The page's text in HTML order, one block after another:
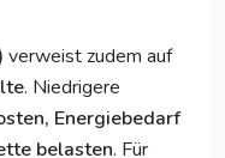
verweist zudem auf
. Niedrigere
Energiebedarf
belasten. Für